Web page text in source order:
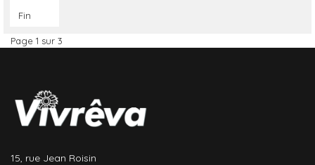
Fin
Page 1 sur 3
15, rue Jean Roisin